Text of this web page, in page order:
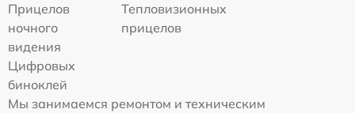
Прицелов
ночного
видения
Тепловизионных
прицелов
Цифровых
биноклей
Мы занимаемся ремонтом и техническим